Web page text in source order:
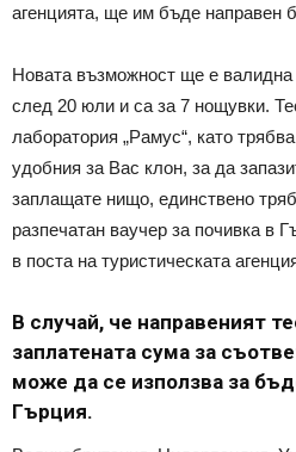
агенцията, ще им бъде направен
Новата възможност ще е валидна
след 20 юли и са за 7 нощувки.
лаборатория „Рамус“, като
удобния за Вас клон, за да
заплащате нищо, единствено
разпечатан ваучер за почивка в
в поста на туристическата
В случай, че направеният
заплатената сума за
може да се използва за
Гърция.